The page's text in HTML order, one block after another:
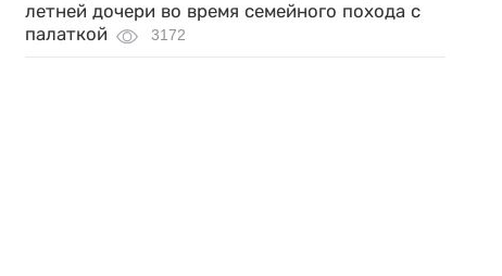
летней дочери во время семейного похода с
палаткой
3172